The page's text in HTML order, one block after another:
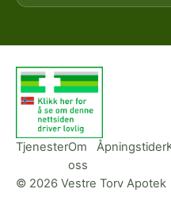
TjenesterOm
oss
Åpningstider
© 2026 Vestre Torv Apotek